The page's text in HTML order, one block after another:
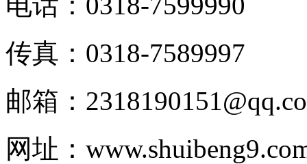
传真：0318-7589997
邮箱：
网址：